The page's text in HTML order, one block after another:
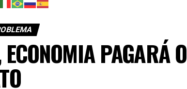
PAGARÁ O